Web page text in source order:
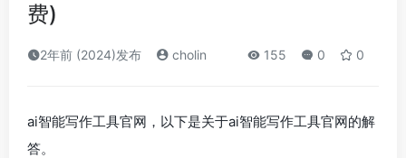
费)
2年前 (2024)发布 cholin 155 0 0
ai智能写作工具官网，以下是关于ai智能写作工具官网的解
答。